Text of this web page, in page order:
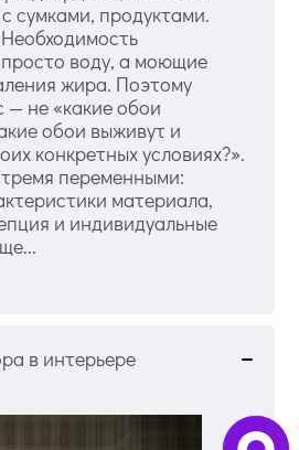
сумками, продуктами.
просто воду, а моющие
жира. Поэтому
— не «какие обои
обои выживут и
конкретных условиях?».
переменными:
материала,
и индивидуальные
в интерьере